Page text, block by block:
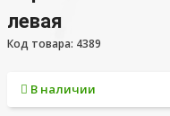
левая
Код товара: 4389
В наличии